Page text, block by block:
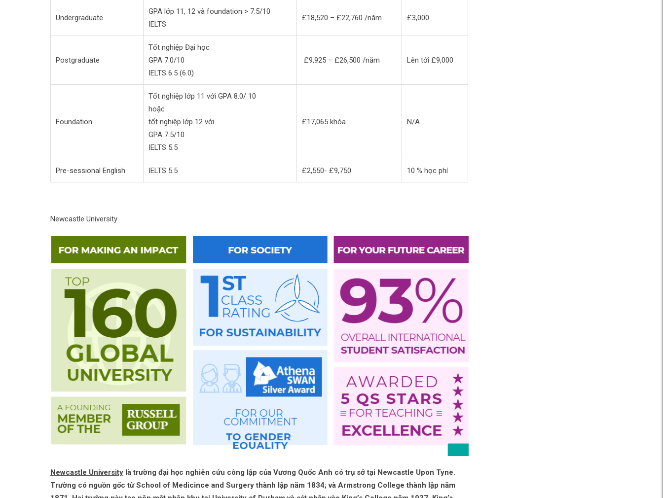
Undergraduate
GPA lớp 11, 12 và foundation > 7.5/10
IELTS
£18,520 – £22,760 /năm £3,000
Postgraduate
Tốt nghiệp Đại học
GPA 7.0/10
IELTS 6.5 (6.0)
£9,925 – £26,500 /năm Lên tới £9,000
Foundation
Tốt nghiệp lớp 11 với GPA 8.0/ 10
hoặc
tốt nghiệp lớp 12 với
GPA 7.5/10
IELTS 5.5
£17,065 khóa N/A
Pre-sessional English IELTS 5.5 £2,550- £9,750 10 % học phí
Newcastle University
Newcastle University là trường đại học nghiên cứu công lập của Vương Quốc Anh có trụ sở tại Newcastle Upon Tyne.
Trường có nguồn gốc từ School of Medicince and Surgery thành lập năm 1834; và Armstrong College thành lập năm